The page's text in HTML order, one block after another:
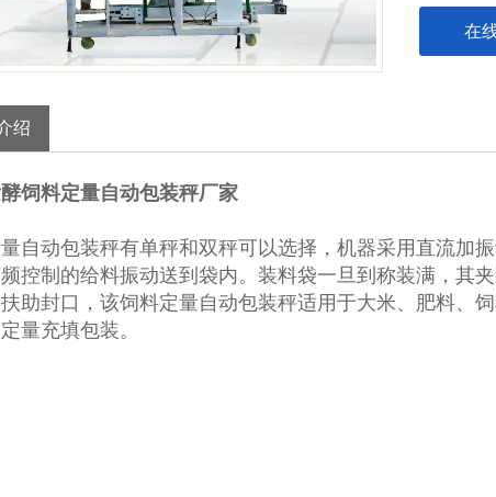
在
绍
饲料定量自动包装秤厂家
自动包装秤有单秤和双秤可以选择，机器采用直流加
控制的给料振动送到袋内。装料袋一旦到称装满，其
助封口，该饲料定量自动包装秤适用于大米、肥料、
量充填包装。